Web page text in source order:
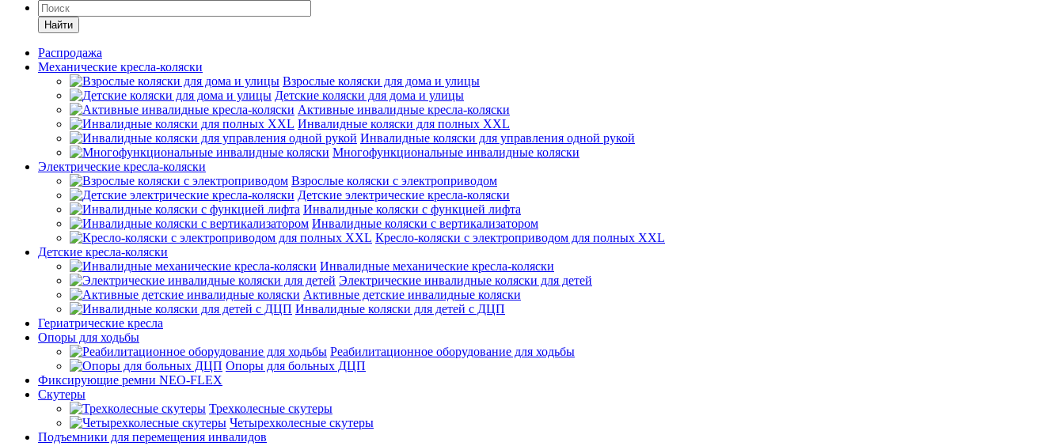
Найти
Распродажа
Механические кресла-коляски
Взрослые коляски для дома и улицы
Детские коляски для дома и улицы
Активные инвалидные кресла-коляски
Инвалидные коляски для полных XXL
Инвалидные коляски для управления одной рукой
Многофункциональные инвалидные коляски
Электрические кресла-коляски
Взрослые коляски с электроприводом
Детские электрические кресла-коляски
Инвалидные коляски с функцией лифта
Инвалидные коляски с вертикализатором
Кресло-коляски с электроприводом для полных XXL
Детские кресла-коляски
Инвалидные механические кресла-коляски
Электрические инвалидные коляски для детей
Активные детские инвалидные коляски
Инвалидные коляски для детей с ДЦП
Гериатрические кресла
Опоры для ходьбы
Реабилитационное оборудование для ходьбы
Опоры для больных ДЦП
Фиксирующие ремни NEO-FLEX
Скутеры
Трехколесные скутеры
Четырехколесные скутеры
Подъемники для перемещения инвалидов